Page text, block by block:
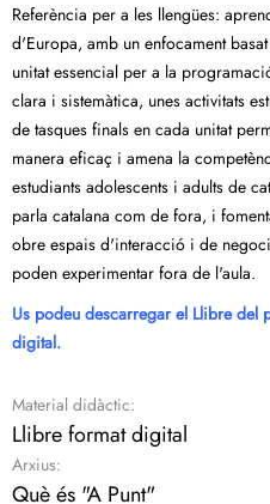
Referència per a les llengües:
d'Europa, amb un enfocament
unitat essencial per a la
clara i sistemàtica, unes activitats
de tasques finals en cada unitat
manera eficaç i amena la
estudiants adolescents i adults de
parla catalana com de fora, i
obre espais d'interacció i de
poden experimentar fora de l'aula.
Us podeu descarregar el Llibre del
digital.
Material didàctic:
Llibre format digital
Arxius:
Què és "A Punt"